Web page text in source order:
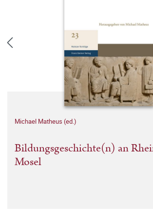
Michael Matheus (ed.)
Bildungsgeschichte(n) an
Mosel